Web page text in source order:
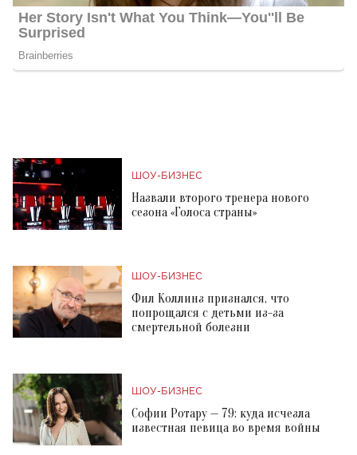
ШОУ-БИЗНЕС
Назвали второго тренера нового
сезона «Голоса страны»
ШОУ-БИЗНЕС
Фил Коллинз признался, что
попрощался с детьми из-за
смертельной болезни
ШОУ-БИЗНЕС
Софии Ротару — 79: куда исчезла
известная певица во время войны